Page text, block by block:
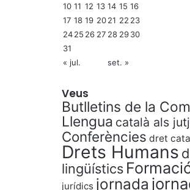
10 11 12 13 14 15 16
17 18 19 2021 22 23
2425 26 27 28 2930
31
« jul.
set. »
Veus
Butlletins de la
Llengua català als
Conferències dret
Drets Humans
lingüístics
jurídics jornada